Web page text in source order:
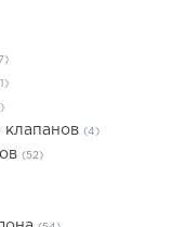
клапанов (4)
(52)